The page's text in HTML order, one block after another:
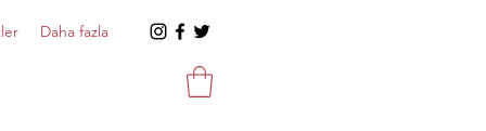
Daha fazla